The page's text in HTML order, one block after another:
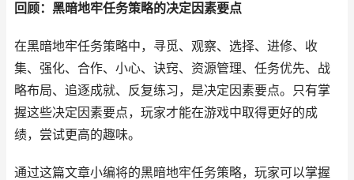
回顾：黑暗地牢任务策略的决定因素要点
在黑暗地牢任务策略中，寻觅、观察、选择、进修、收
集、强化、合作、小心、诀窍、资源管理、任务优先、战
略布局、追逐成就、反复练习，是决定因素要点。只有掌
握这些决定因素要点，玩家才能在游戏中取得更好的成
绩，尝试更高的趣味。
通过这篇文章小编将的黑暗地牢任务策略，玩家可以掌握